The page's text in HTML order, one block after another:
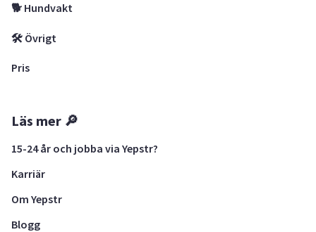
🐕 Hundvakt
🛠 Övrigt
Pris
Läs mer 🔎
15-24 år och jobba via Yepstr?
Karriär
Om Yepstr
Blogg